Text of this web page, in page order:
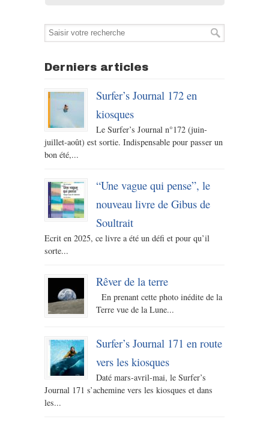
Derniers articles
Surfer’s Journal 172 en
kiosques
Le Surfer’s Journal n°172 (juin-
juillet-août) est sortie. Indispensable pour passer un
bon été,...
“Une vague qui pense”, le
nouveau livre de Gibus de
Soultrait
Ecrit en 2025, ce livre a été un défi et pour qu’il
sorte...
Rêver de la terre
En prenant cette photo inédite de la
Terre vue de la Lune...
Surfer’s Journal 171 en route
vers les kiosques
Daté mars-avril-mai, le Surfer’s
Journal 171 s’achemine vers les kiosques et dans
les...